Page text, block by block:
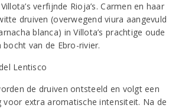
verfijnde Rioja’s. Carmen en haar
druiven (overwegend viura aangevuld
blanca) in Villota’s prachtige oude
van de Ebro-rivier.
de druiven ontsteeld en volgt een
voor extra aromatische intensiteit. Na de